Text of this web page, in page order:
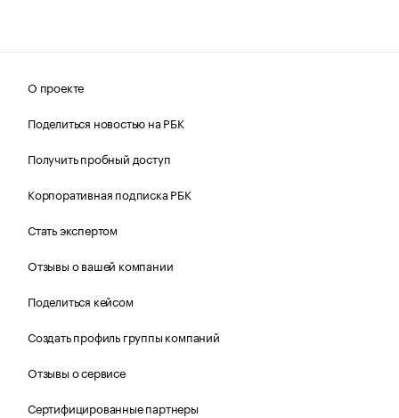
О проекте
Поделиться новостью на РБК
Получить пробный доступ
Корпоративная подписка РБК
Стать экспертом
Отзывы о вашей компании
Поделиться кейсом
Создать профиль группы компаний
Отзывы о сервисе
Сертифицированные партнеры